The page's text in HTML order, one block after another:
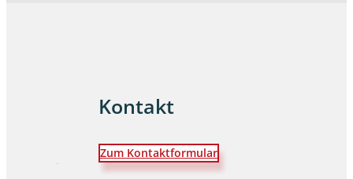
Kontakt
Zum Kontaktformular